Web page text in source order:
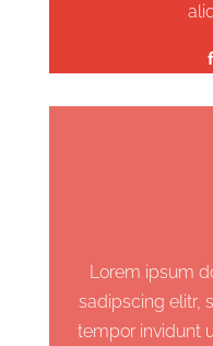
Lorem ipsum
sadipscing elitr,
tempor invidunt